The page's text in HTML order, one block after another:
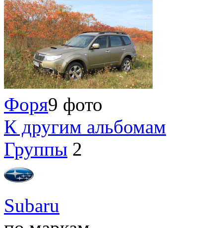
Форя9 фото
К другим альбомам
Группы 2
Subaru